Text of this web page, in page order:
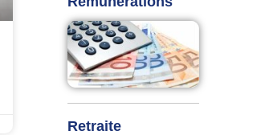
Retraite